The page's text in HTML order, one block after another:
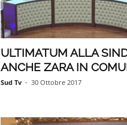
ULTIMATUM ALLA
ANCHE ZARA IN
Sud Tv - 30 Ottobre 2017